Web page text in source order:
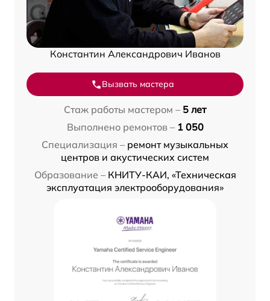
Константин Александрович Иванов
Вызвать мастера
Стаж работы мастером – 5 лет
Выполнено ремонтов – 1 050
Специализация – ремонт музыкальных
центров и акустических систем
Образование – КНИТУ-КАИ, «Техническая
эксплуатация электрооборудования»